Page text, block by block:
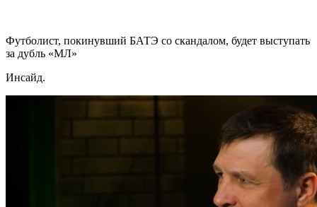
Футболист, покинувший БАТЭ со скандалом, будет выступать
за дубль «МЛ»
Инсайд.